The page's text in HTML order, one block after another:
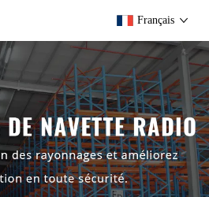
Français